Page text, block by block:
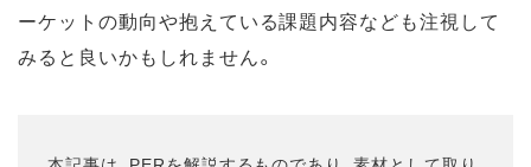
ーケットの動向や抱えている課題内容なども注視して
みると良いかもしれません。